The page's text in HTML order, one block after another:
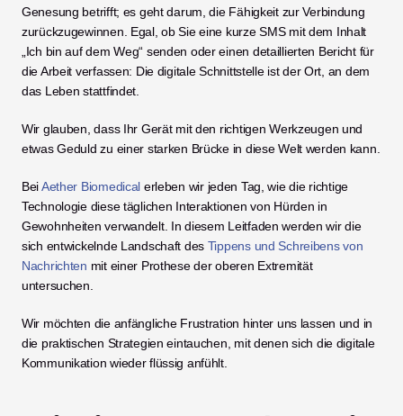
Genesung betrifft; es geht darum, die Fähigkeit zur Verbindung
zurückzugewinnen. Egal, ob Sie eine kurze SMS mit dem Inhalt
„Ich bin auf dem Weg“ senden oder einen detaillierten Bericht für
die Arbeit verfassen: Die digitale Schnittstelle ist der Ort, an dem
das Leben stattfindet.
Wir glauben, dass Ihr Gerät mit den richtigen Werkzeugen und
etwas Geduld zu einer starken Brücke in diese Welt werden kann.
Bei Aether Biomedical erleben wir jeden Tag, wie die richtige
Technologie diese täglichen Interaktionen von Hürden in
Gewohnheiten verwandelt. In diesem Leitfaden werden wir die
sich entwickelnde Landschaft des Tippens und Schreibens von
Nachrichten mit einer Prothese der oberen Extremität
untersuchen.
Wir möchten die anfängliche Frustration hinter uns lassen und in
die praktischen Strategien eintauchen, mit denen sich die digitale
Kommunikation wieder flüssig anfühlt.